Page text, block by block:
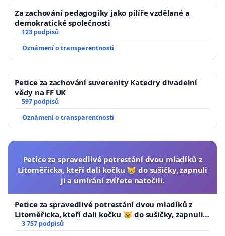
Za zachování pedagogiky jako pilíře vzdělané a
demokratické společnosti
123 podpisů
Oznámení o transparentnosti
Petice za zachování suverenity Katedry divadelní
vědy na FF UK
597 podpisů
Oznámení o transparentnosti
Petice za spravedlivé potrestání dvou mladíků z
Litoměřicka, kteří dali kočku 😿 do sušičky, zapnuli
ji a umírání zvířete natočili.
Petice za spravedlivé potrestání dvou mladíků z
Litoměřicka, kteří dali kočku 😿 do sušičky, zapnuli ji
a umírání zvířete natočili.
3 757 podpisů